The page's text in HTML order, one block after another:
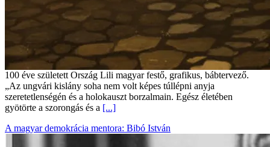
100 éve született Ország Lili magyar festő, grafikus, bábtervező.
„Az ungvári kislány soha nem volt képes túllépni anyja
szeretetlenségén és a holokauszt borzalmain. Egész életében
gyötörte a szorongás és a [...]
A magyar demokrácia mentora: Bibó István